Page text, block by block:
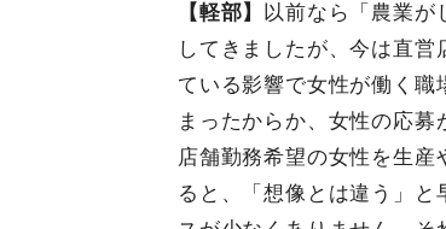
【軽部】 以前なら「農業が
してきましたが、今は直営
ている影響で女性が働く職
まったからか、女性の応募
店舗勤務希望の女性を生産
ると、「想像とは違う」と